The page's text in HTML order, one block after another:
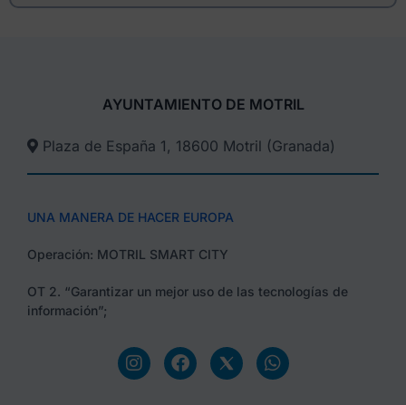
AYUNTAMIENTO DE MOTRIL
Plaza de España 1, 18600 Motril (Granada)​
UNA MANERA DE HACER EUROPA
Operación: MOTRIL SMART CITY
OT 2. “Garantizar un mejor uso de las tecnologías de
información”;